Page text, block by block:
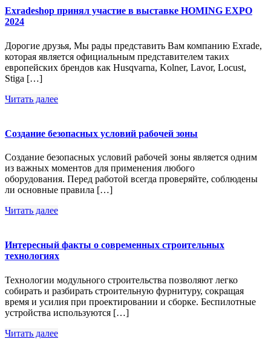
Exradeshop принял участие в выставке HOMING EXPO
2024
Дорогие друзья, Мы рады представить Вам компанию Exrade,
которая является официальным представителем таких
европейских брендов как Husqvarna, Kolner, Lavor, Locust,
Stiga […]
Читать далее
Создание безопасных условий рабочей зоны
Создание безопасных условий рабочей зоны является одним
из важных моментов для применения любого
оборудования. Перед работой всегда проверяйте, соблюдены
ли основные правила […]
Читать далее
Интересный факты о современных строительных
технологиях
Технологии модульного строительства позволяют легко
собирать и разбирать строительную фурнитуру, сокращая
время и усилия при проектировании и сборке. Беспилотные
устройства используются […]
Читать далее